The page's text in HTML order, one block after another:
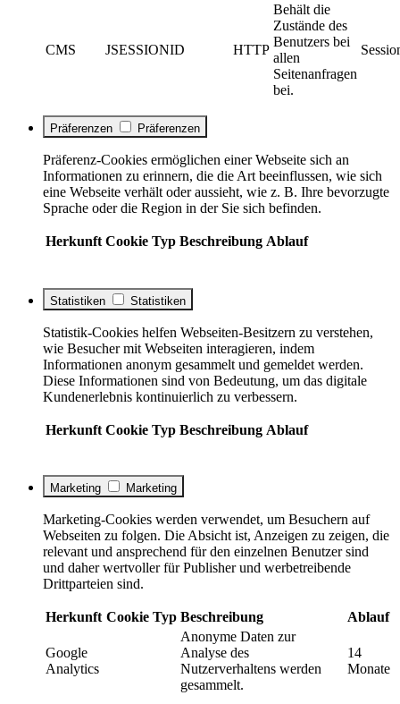
CMS JSESSIONID HTTP
Behält die
Zustände des
Benutzers bei
allen
Seitenanfragen
bei.
Präferenzen Präferenzen
Präferenz-Cookies ermöglichen einer Webseite sich an
Informationen zu erinnern, die die Art beeinflussen, wie sich
eine Webseite verhält oder aussieht, wie z. B. Ihre bevorzugte
Sprache oder die Region in der Sie sich befinden.
Herkunft Cookie Typ Beschreibung Ablauf
Statistiken Statistiken
Statistik-Cookies helfen Webseiten-Besitzern zu verstehen,
wie Besucher mit Webseiten interagieren, indem
Informationen anonym gesammelt und gemeldet werden.
Diese Informationen sind von Bedeutung, um das digitale
Kundenerlebnis kontinuierlich zu verbessern.
Herkunft Cookie Typ Beschreibung Ablauf
Marketing Marketing
Marketing-Cookies werden verwendet, um Besuchern auf
Webseiten zu folgen. Die Absicht ist, Anzeigen zu zeigen, die
relevant und ansprechend für den einzelnen Benutzer sind
und daher wertvoller für Publisher und werbetreibende
Drittparteien sind.
Herkunft Cookie Typ Beschreibung Ablauf
Google
Analytics
Anonyme Daten zur
Analyse des
Nutzerverhaltens werden
gesammelt.
14
Monate